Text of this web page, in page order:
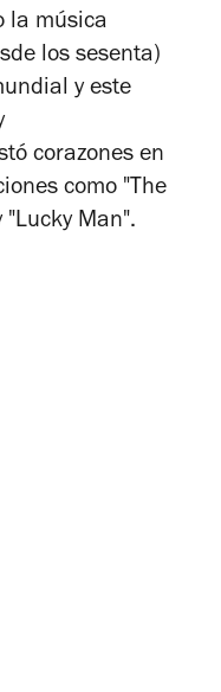
la música
los sesenta)
y este
corazones en
como "The
"Lucky Man".